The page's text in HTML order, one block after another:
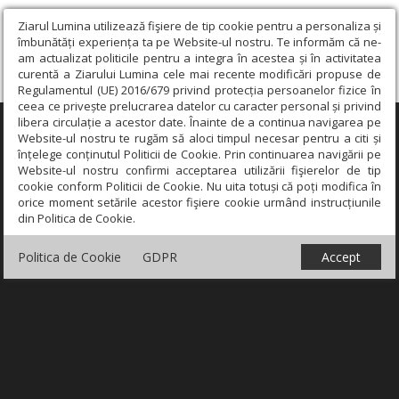
Ziarul Lumina utilizează fişiere de tip cookie pentru a personaliza și
îmbunătăți experiența ta pe Website-ul nostru. Te informăm că ne-
am actualizat politicile pentru a integra în acestea și în activitatea
curentă a Ziarului Lumina cele mai recente modificări propuse de
Regulamentul (UE) 2016/679 privind protecția persoanelor fizice în
ceea ce privește prelucrarea datelor cu caracter personal și privind
libera circulație a acestor date. Înainte de a continua navigarea pe
Website-ul nostru te rugăm să aloci timpul necesar pentru a citi și
înțelege conținutul Politicii de Cookie. Prin continuarea navigării pe
Website-ul nostru confirmi acceptarea utilizării fişierelor de tip
cookie conform Politicii de Cookie. Nu uita totuși că poți modifica în
orice moment setările acestor fişiere cookie urmând instrucțiunile
din Politica de Cookie.
Politica de Cookie GDPR Accept
×